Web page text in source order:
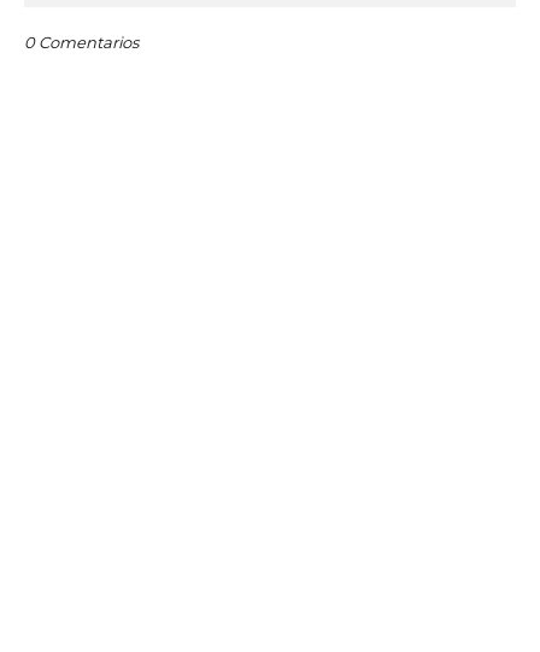
0 Comentarios